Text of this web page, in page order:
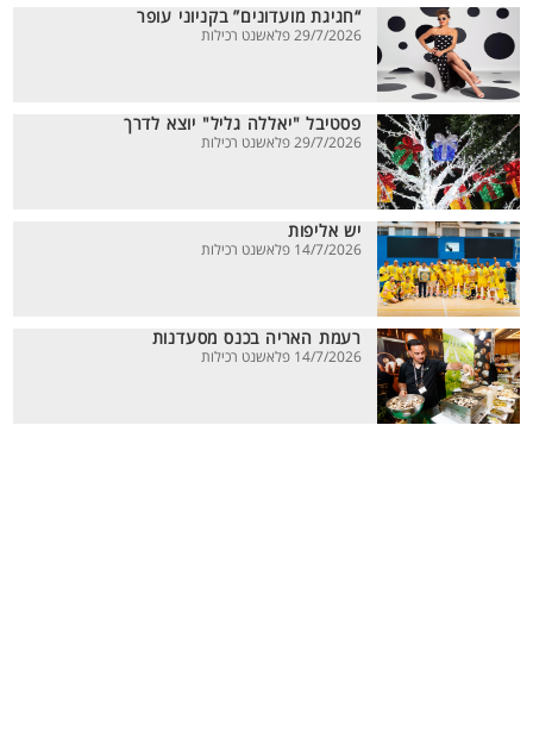
“חגיגת מועדונים” בקניוני עופר
29/7/2026 פלאשנט רכילות
פסטיבל "יאללה גליל" יוצא לדרך
29/7/2026 פלאשנט רכילות
יש אליפות
14/7/2026 פלאשנט רכילות
רעמת האריה בכנס מסעדנות
14/7/2026 פלאשנט רכילות